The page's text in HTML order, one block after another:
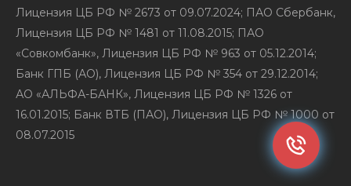
Лицензия ЦБ РФ № 2673 от 09.07.2024; ПАО Сбербанк,
Лицензия ЦБ РФ № 1481 от 11.08.2015; ПАО
«Совкомбанк», Лицензия ЦБ РФ № 963 от 05.12.2014;
Банк ГПБ (АО), Лицензия ЦБ РФ № 354 от 29.12.2014;
АО «АЛЬФА-БАНК», Лицензия ЦБ РФ № 1326 от
16.01.2015; Банк ВТБ (ПАО), Лицензия ЦБ РФ № 1000 от
08.07.2015